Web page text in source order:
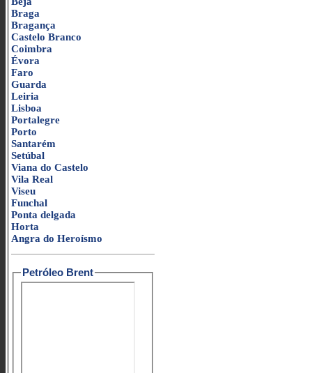
Braga
Bragança
Castelo Branco
Coimbra
Évora
Faro
Guarda
Leiria
Lisboa
Portalegre
Porto
Santarém
Setúbal
Viana do Castelo
Vila Real
Viseu
Funchal
Ponta delgada
Horta
Angra do Heroísmo
Petróleo Brent